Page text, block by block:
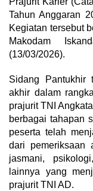
Tahun Anggaran
Kegiatan tersebut
Makodam
(13/03/2026).
Sidang Pantukhir
akhir dalam
prajurit TNI
berbagai tahapan
peserta telah
dari pemeriksaan
jasmani,
lainnya yang
prajurit TNI AD.